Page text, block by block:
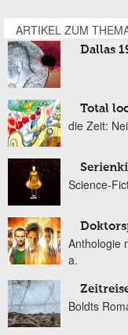
ARTIKEL ZUM
Dallas
Total
die Zeit:
Science-
Anthologie
a.
Boldts